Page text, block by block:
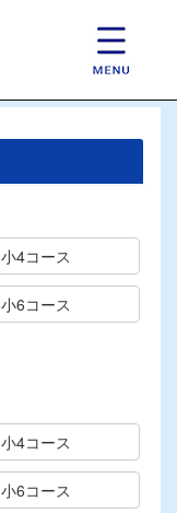
小4コース
小6コース
小4コース
小6コース